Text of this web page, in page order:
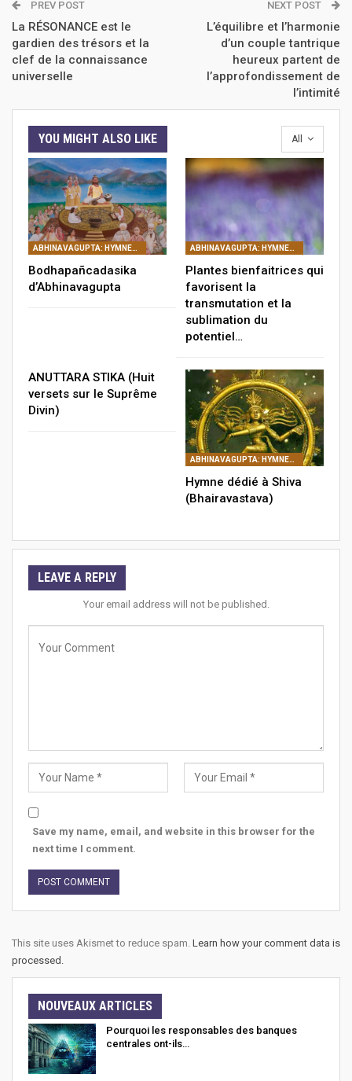
PREV POST
La RÉSONANCE est le
gardien des trésors et la
clef de la connaissance
universelle
NEXT POST
L’équilibre et l’harmonie
d’un couple tantrique
heureux partent de
l’approfondissement de
l’intimité
All
YOU MIGHT ALSO LIKE
ABHINAVAGUPTA: HYMNES DÉDIÉS À L'ABSOLU (STOTRA)
Bodhapañcadasika
d’Abhinavagupta
ABHINAVAGUPTA: HYMNES DÉDIÉS À L'ABSOLU (STOTRA)
Plantes bienfaitrices qui
favorisent la
transmutation et la
sublimation du
potentiel…
ANUTTARA STIKA (Huit
versets sur le Suprême
Divin)
ABHINAVAGUPTA: HYMNES DÉDIÉS À L'ABSOLU (STOTRA)
Hymne dédié à Shiva
(Bhairavastava)
LEAVE A REPLY
Your email address will not be published.
Save my name, email, and website in this browser for the
next time I comment.
This site uses Akismet to reduce spam. Learn how your comment data is
processed.
NOUVEAUX ARTICLES
Pourquoi les responsables des banques
centrales ont-ils…